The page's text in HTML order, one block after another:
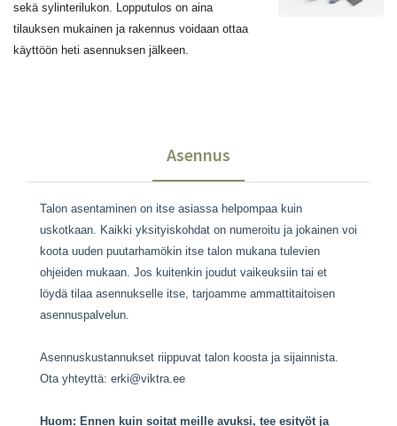
sekä sylinterilukon. Lopputulos on aina
tilauksen mukainen ja rakennus voidaan ottaa
käyttöön heti asennuksen jälkeen.
Asennus
Talon asentaminen on itse asiassa helpompaa kuin
uskotkaan. Kaikki yksityiskohdat on numeroitu ja jokainen voi
koota uuden puutarhamökin itse talon mukana tulevien
ohjeiden mukaan. Jos kuitenkin joudut vaikeuksiin tai et
löydä tilaa asennukselle itse, tarjoamme ammattitaitoisen
asennuspalvelun.
Asennuskustannukset riippuvat talon koosta ja sijainnista.
Ota yhteyttä: erki@viktra.ee
‌Huom: Ennen kuin soitat meille avuksi, tee esityöt ja